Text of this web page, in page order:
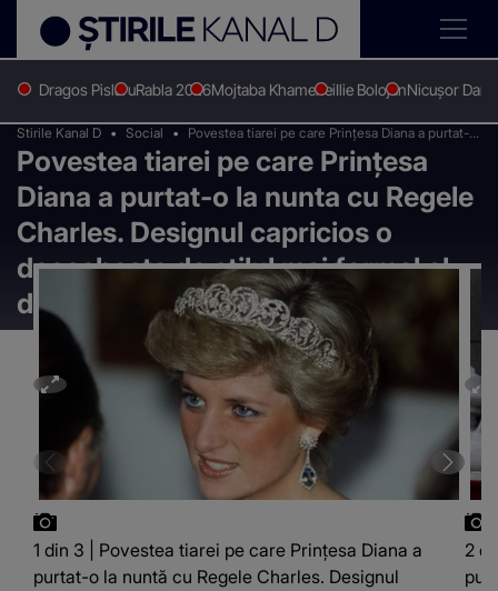
Dragos PislaruRabla 2026Mojtaba KhameneiIlie BolojanNicușor Dan
Stirile Kanal D Social
Povestea tiarei pe care Prințesa Diana a purtat-o
la nunta cu Regele Charles. Designul capricios o
deosebește de stilul mai formal al diademelor
din Familia Regală
Povestea tiarei pe care Prințesa
Diana a purtat-o la nunta cu Regele
Charles. Designul capricios o
deosebește de stilul mai formal al
diademelor din Familia Regală
1 din 3 | Povestea tiarei pe care Prințesa Diana a
purtat-o la nuntă cu Regele Charles. Designul
2